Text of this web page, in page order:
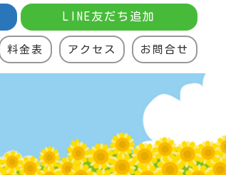
LINE友だち追加
料金表 アクセス お問合せ